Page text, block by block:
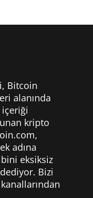
Bitcoin
alanında
içeriği
kripto
adına
eksiksiz
Bizi